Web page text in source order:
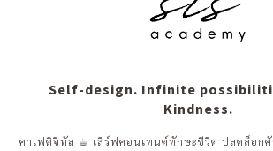
Self-design. Infinite
Kindness.
คาเฟ่ดิจิทัล ☕︎ เสิร์ฟคอนเทนต์ทักษะชีวิต ปลดล็อก